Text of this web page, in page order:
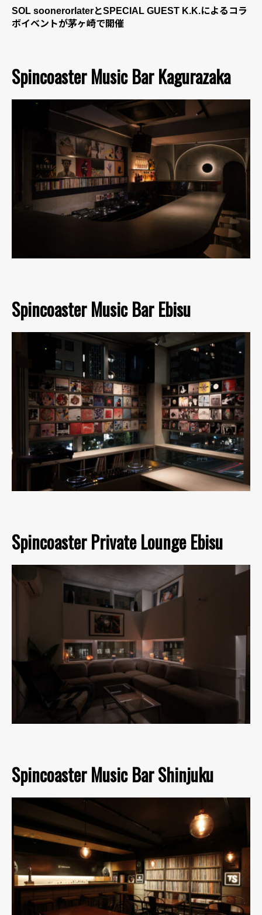
SOL soonerorlaterとSPECIAL GUEST K.K.によるコラ
ボイベントが茅ヶ崎で開催
Spincoaster Music Bar Kagurazaka
Spincoaster Music Bar Ebisu
Spincoaster Private Lounge Ebisu
Spincoaster Music Bar Shinjuku